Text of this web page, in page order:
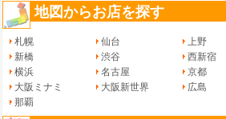
地図からお店を探す
札幌 仙台 上野
新橋
渋谷 西新宿
横浜
名古屋 京都
大阪ミナミ
大阪新世界 広島
那覇